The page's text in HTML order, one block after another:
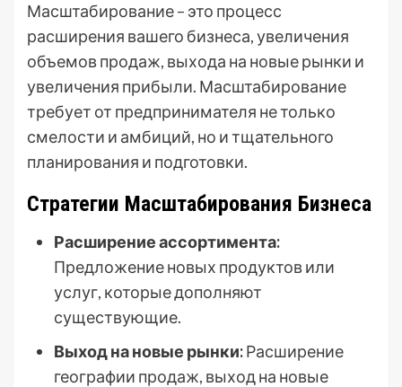
Масштабирование – это процесс
расширения вашего бизнеса, увеличения
объемов продаж, выхода на новые рынки и
увеличения прибыли. Масштабирование
требует от предпринимателя не только
смелости и амбиций, но и тщательного
планирования и подготовки.
Стратегии Масштабирования Бизнеса
Расширение ассортимента:
Предложение новых продуктов или
услуг, которые дополняют
существующие.
Выход на новые рынки:Расширение
географии продаж, выход на новые